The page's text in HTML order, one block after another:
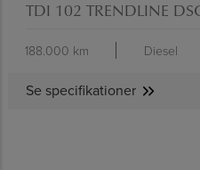
TDI 102 TRENDLINE
188.000 km Diesel
Se specifikationer